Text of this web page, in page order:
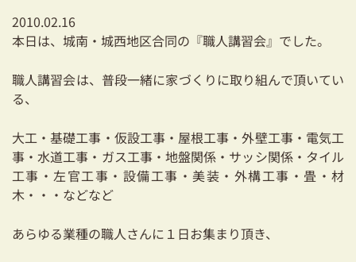
必見！土地からお探しの方へ
資金計画についてのご相談
2010.02.16
本日は、城南・城西地区合同の『職人講習会』でした。
職人講習会は、普段一緒に家づくりに取り組んで頂いてい
る、
大工・基礎工事・仮設工事・屋根工事・外壁工事・電気工
事・水道工事・ガス工事・地盤関係・サッシ関係・タイル
工事・左官工事・設備工事・美装・外構工事・畳・材
木・・・などなど
あらゆる業種の職人さんに１日お集まり頂き、